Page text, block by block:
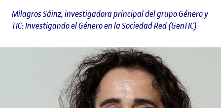
Milagros Sáinz, investigadora principal del grupo Género y
TIC: Investigando el Género en la Sociedad Red (GenTIC)